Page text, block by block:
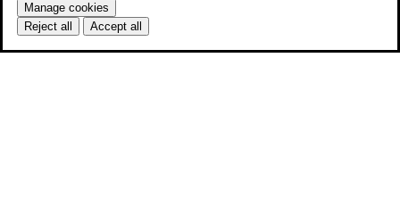
Manage cookies
Reject all
Accept all